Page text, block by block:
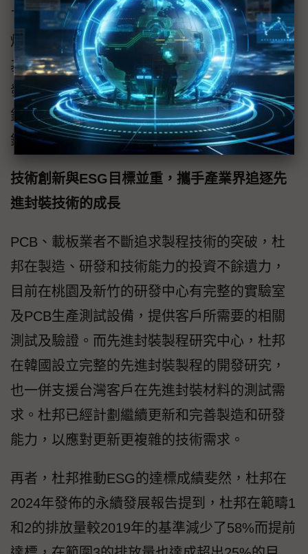
了發表杜邦 Solderon BP TS7100SA 無鉛錫銀
焊料產品之外，特別針對產業界積極開發玻璃
基板來擴大先進封裝技術的發展機會，特別開
發附著力促進劑化學品，用在玻璃基板的化學
鍍銅良率改善的解決方案，並改善玻璃基板的
鍍銅金屬化的高可靠性的製程。
技術創新與ESG目標並重，攜手產業界追逐先
進封裝技術的成長
PCB、載板業者不斷追求製程技術的突破，杜
邦在製造、研發和技術能力的投資不餘遺力，
目前在桃園及新竹的研發中心有完整的實驗室
及PCB生產測試設備，提供客戶所需要的相關
測試及驗證。而先進封裝製程研究中心，杜邦
在韓國設立完整的先進封裝製程的開發研究，
也一併支援台灣客戶在先進封裝材料的測試需
求。杜邦已經計劃繼續更新和完善製造和研發
能力，以應對更新更複雜的技術需求。
再者，杜邦推動ESG的達標成績斐然，杜邦在
2024年發佈的永續發展報告提到，杜邦在範疇1
和2的排放量較2019年的基準減少了58%而提前